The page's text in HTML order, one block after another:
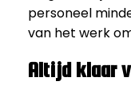
personeel
van het werk
Altijd klaar